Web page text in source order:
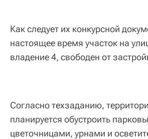
Как следует их конкурсной
настоящее время участок на
владение 4, свободен от
Согласно техзаданию,
планируется обустроить
цветочницами, урнами и